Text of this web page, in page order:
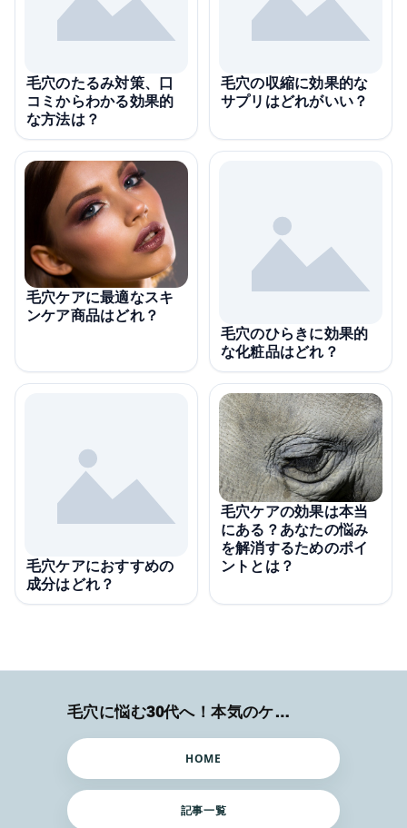
毛穴のたるみ対策、口
コミからわかる効果的
な方法は？
毛穴の収縮に効果的な
サプリはどれがいい？
毛穴ケアに最適なスキ
ンケア商品はどれ？
毛穴のひらきに効果的
な化粧品はどれ？
毛穴ケアにおすすめの
成分はどれ？
毛穴ケアの効果は本当
にある？あなたの悩み
を解消するためのポイ
ントとは？
毛穴に悩む30代へ！本気のケア術特集
HOME
記事一覧